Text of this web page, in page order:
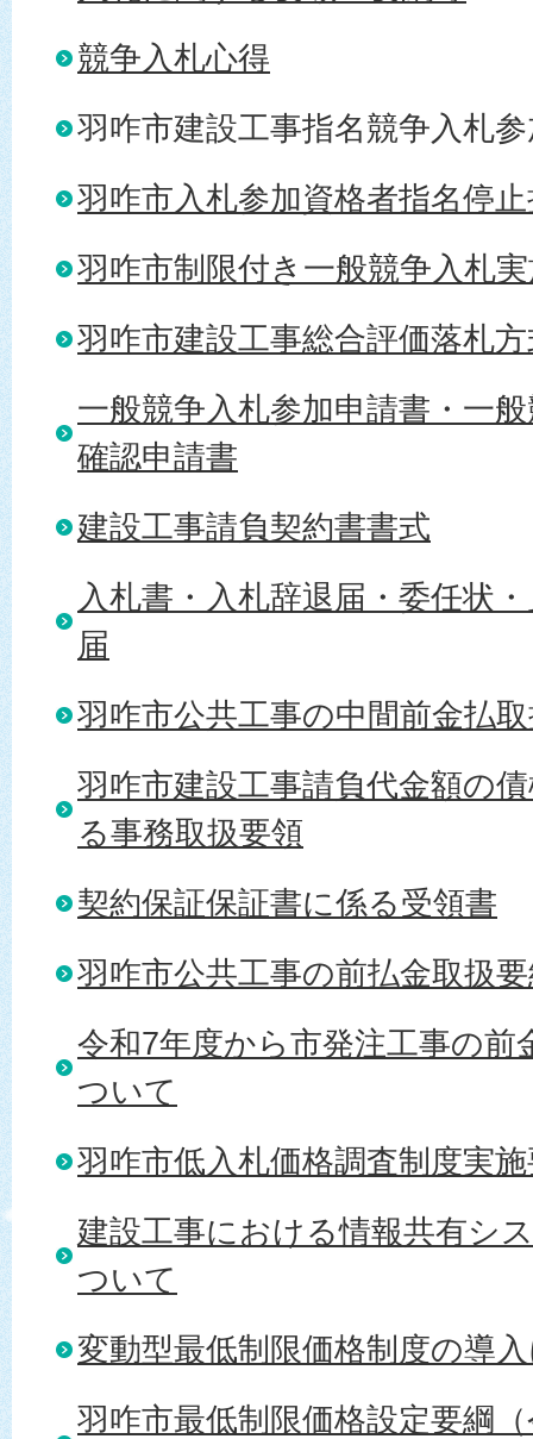
競争入札心得
羽咋市建設工事指名競争入札
羽咋市入札参加資格者指名停
羽咋市制限付き一般競争入札
羽咋市建設工事総合評価落札
一般競争入札参加申請書・一
確認申請書
建設工事請負契約書書式
入札書・入札辞退届・委任状
届
羽咋市公共工事の中間前金払
羽咋市建設工事請負代金額の
る事務取扱要領
契約保証保証書に係る受領書
羽咋市公共工事の前払金取扱
令和7年度から市発注工事の前
ついて
羽咋市低入札価格調査制度実
建設工事における情報共有シ
ついて
変動型最低制限価格制度の導
羽咋市最低制限価格設定要綱